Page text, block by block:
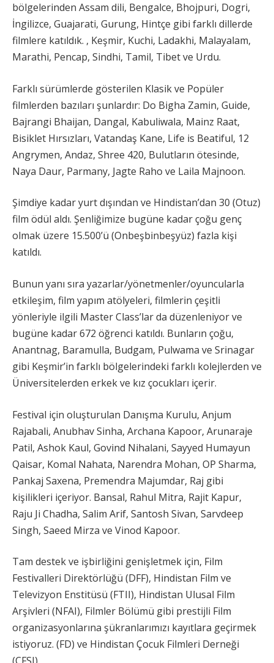
bölgelerinden Assam dili, Bengalce, Bhojpuri, Dogri,
İngilizce, Guajarati, Gurung, Hintçe gibi farklı dillerde
filmlere katıldık. , Keşmir, Kuchi, Ladakhi, Malayalam,
Marathi, Pencap, Sindhi, Tamil, Tibet ve Urdu.
Farklı sürümlerde gösterilen Klasik ve Popüler
filmlerden bazıları şunlardır: Do Bigha Zamin, Guide,
Bajrangi Bhaijan, Dangal, Kabuliwala, Mainz Raat,
Bisiklet Hırsızları, Vatandaş Kane, Life is Beatiful, 12
Angrymen, Andaz, Shree 420, Bulutların ötesinde,
Naya Daur, Parmany, Jagte Raho ve Laila Majnoon.
Şimdiye kadar yurt dışından ve Hindistan’dan 30 (Otuz)
film ödül aldı. Şenliğimize bugüne kadar çoğu genç
olmak üzere 15.500’ü (Onbeşbinbeşyüz) fazla kişi
katıldı.
Bunun yanı sıra yazarlar/yönetmenler/oyuncularla
etkileşim, film yapım atölyeleri, filmlerin çeşitli
yönleriyle ilgili Master Class’lar da düzenleniyor ve
bugüne kadar 672 öğrenci katıldı. Bunların çoğu,
Anantnag, Baramulla, Budgam, Pulwama ve Srinagar
gibi Keşmir’in farklı bölgelerindeki farklı kolejlerden ve
Üniversitelerden erkek ve kız çocukları içerir.
Festival için oluşturulan Danışma Kurulu, Anjum
Rajabali, Anubhav Sinha, Archana Kapoor, Arunaraje
Patil, Ashok Kaul, Govind Nihalani, Sayyed Humayun
Qaisar, Komal Nahata, Narendra Mohan, OP Sharma,
Pankaj Saxena, Premendra Majumdar, Raj gibi
kişilikleri içeriyor. Bansal, Rahul Mitra, Rajit Kapur,
Raju Ji Chadha, Salim Arif, Santosh Sivan, Sarvdeep
Singh, Saeed Mirza ve Vinod Kapoor.
Tam destek ve işbirliğini genişletmek için, Film
Festivalleri Direktörlüğü (DFF), Hindistan Film ve
Televizyon Enstitüsü (FTII), Hindistan Ulusal Film
Arşivleri (NFAI), Filmler Bölümü gibi prestijli Film
organizasyonlarına şükranlarımızı kayıtlara geçirmek
istiyoruz. (FD) ve Hindistan Çocuk Filmleri Derneği